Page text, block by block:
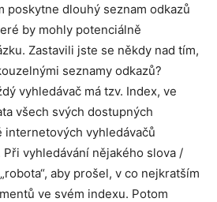
poskytne dlouhý seznam odkazů
by mohly potenciálně
Zastavili jste se někdy nad tím,
seznamy odkazů?
vyhledávač má tzv. Index, ve
všech svých dostupných
internetových vyhledávačů
vyhledávání nějakého slova /
aby prošel, v co nejkratším
ve svém indexu. Potom